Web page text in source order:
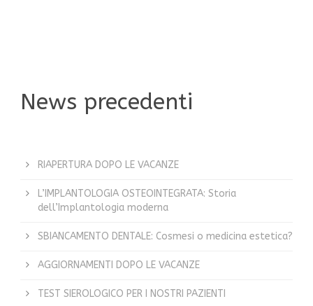
News precedenti
RIAPERTURA DOPO LE VACANZE
L’IMPLANTOLOGIA OSTEOINTEGRATA: Storia
dell’Implantologia moderna
SBIANCAMENTO DENTALE: Cosmesi o medicina estetica?
AGGIORNAMENTI DOPO LE VACANZE
TEST SIEROLOGICO PER I NOSTRI PAZIENTI